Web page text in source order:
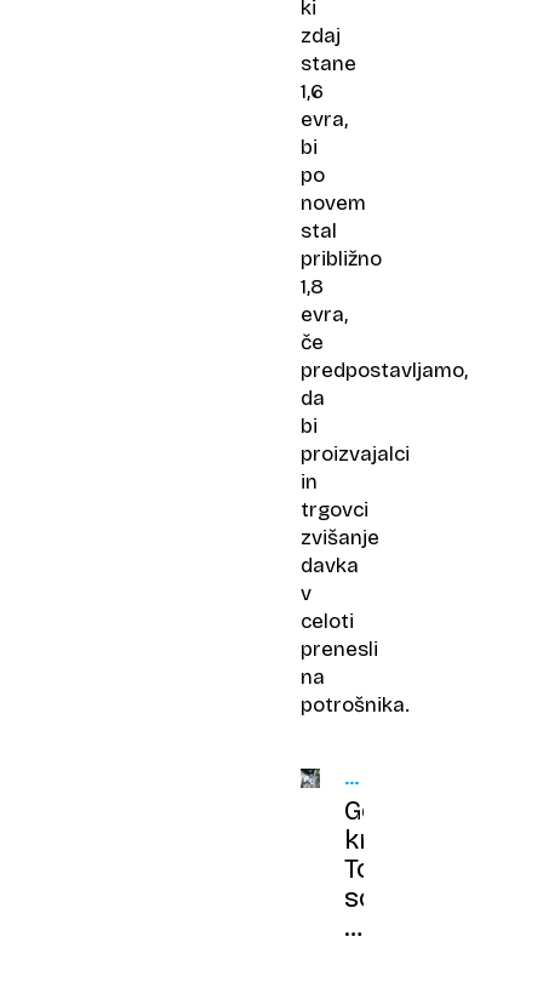
ki
zdaj
stane
1,6
evra,
bi
po
novem
stal
približno
1,8
evra,
če
predpostavljamo,
da
bi
proizvajalci
in
trgovci
zvišanje
davka
v
celoti
prenesli
na
potrošnika.
DAVČNE
SPREMEMBE
Gospodarski
krog:
To
so
le